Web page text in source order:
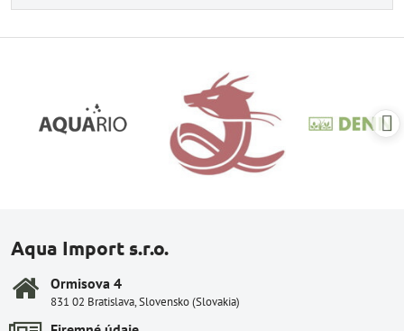
Aqua Import s.r.o.
Ormisova 4
831 02 Bratislava, Slovensko (Slovakia)